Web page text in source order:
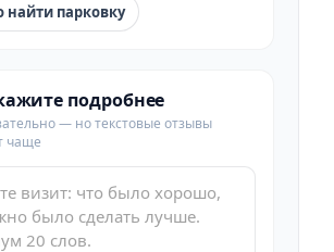
найти парковку
подробнее
— но текстовые отзывы
чаще